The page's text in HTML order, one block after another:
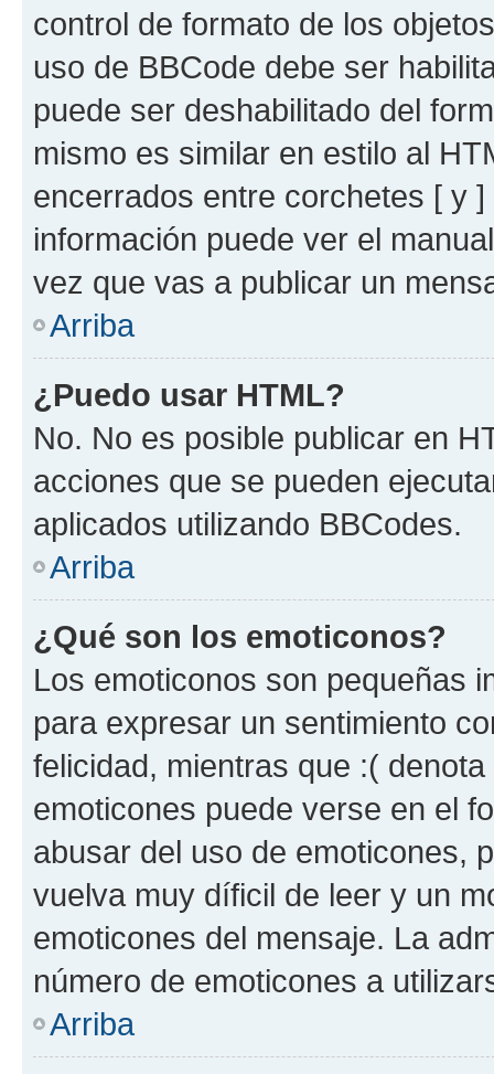
control de formato de los
uso de BBCode debe ser
puede ser deshabilitado del
mismo es similar en estilo al
encerrados entre corchetes [ y
información puede ver el
vez que vas a publicar un
Arriba
¿Puedo usar HTML?
No. No es posible publicar en
acciones que se pueden
aplicados utilizando BBCodes.
Arriba
¿Qué son los emoticonos?
Los emoticonos son pequeñas
para expresar un sentimiento
felicidad, mientras que :(
emoticones puede verse en el
abusar del uso de emoticones,
vuelva muy díficil de leer y un
emoticones del mensaje. La
número de emoticones a
Arriba